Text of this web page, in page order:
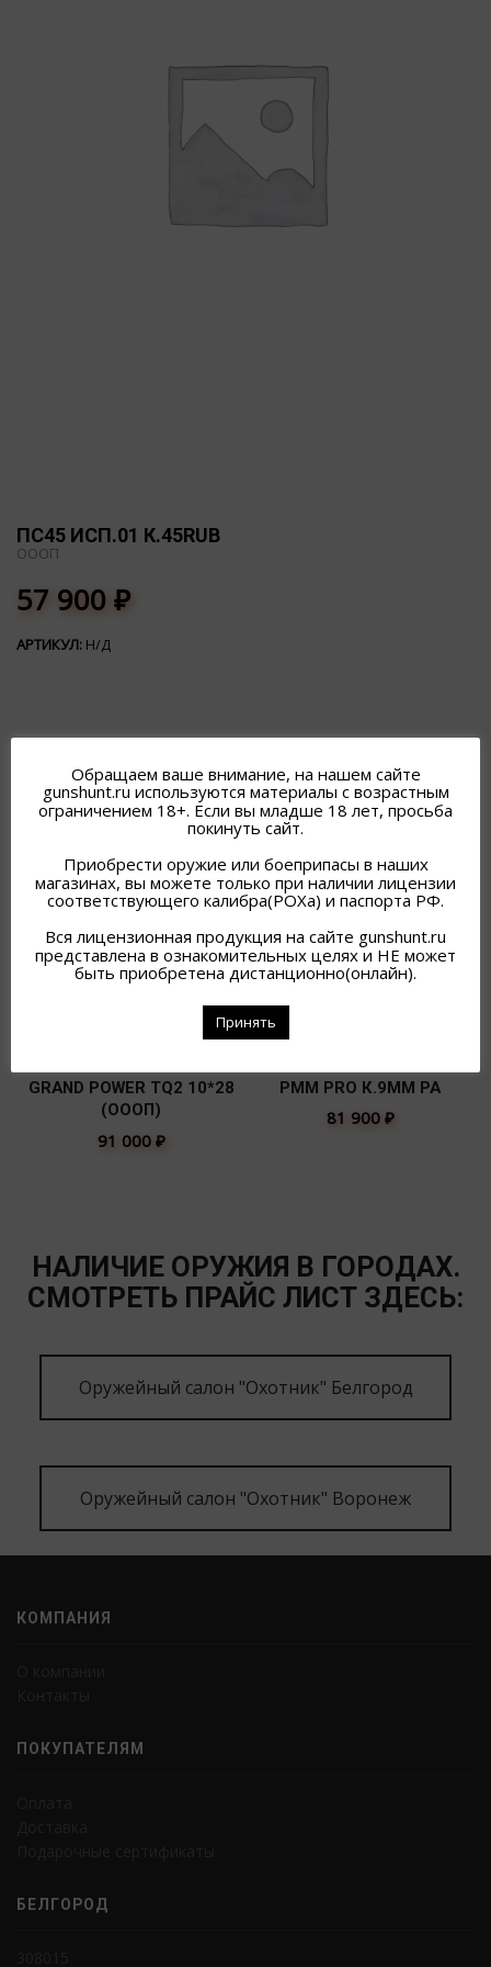
ПС45 ИСП.01 К.45RUB
ОООП
57 900₽
АРТИКУЛ: Н/Д
ПОХОЖИЕ ТОВАРЫ
GRAND POWER TQ2 10*28
(ОООП)
91 000 ₽
PMМ PRO К.9ММ РА
81 900 ₽
НАЛИЧИЕ ОРУЖИЯ В ГОРОДАХ.
СМОТРЕТЬ ПРАЙС ЛИСТ ЗДЕСЬ:
Оружейный салон "Охотник" Белгород
Оружейный салон "Охотник" Воронеж
КОМПАНИЯ
ПОКУПАТЕЛЯМ
БЕЛГОРОД
Обращаем ваше внимание, на нашем сайте
gunshunt.ru используются материалы с возрастным
ограничением 18+. Если вы младше 18 лет, просьба
покинуть сайт.
Приобрести оружие или боеприпасы в наших
магазинах, вы можете только при наличии лицензии
соответствующего калибра(РОХа) и паспорта РФ.
Вся лицензионная продукция на сайте gunshunt.ru
представлена в ознакомительных целях и НЕ может
быть приобретена дистанционно(онлайн).
Принять